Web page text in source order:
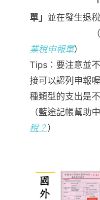
單」 並在發生退
（外部
業稅申報單）
Tips：要注意並
接可以認列申報
種類型的支出是
（藍途記帳幫助
稅？）